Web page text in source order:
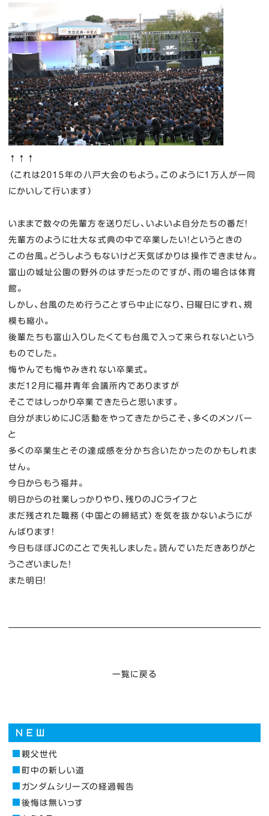
↑↑↑
（これは２０１５年の八戸大会のもよう。このように１万人が一同
にかいして行います）
いままで数々の先輩方を送りだし、いよいよ自分たちの番だ！
先輩方のように壮大な式典の中で卒業したい！というときの
この台風。どうしようもないけど天気ばかりは操作できません。
富山の城址公園の野外のはずだったのですが、雨の場合は体育
館。
しかし、台風のため行うことすら中止になり、日曜日にずれ、規
模も縮小。
後輩たちも富山入りしたくても台風で入って来られないという
ものでした。
悔やんでも悔やみきれない卒業式。
まだ１２月に福井青年会議所内でありますが
そこではしっかり卒業できたらと思います。
自分がまじめにJC活動をやってきたからこそ、多くのメンバー
と
多くの卒業生とその達成感を分かち合いたかったのかもしれま
せん。
今日からもう福井。
明日からの社業しっかりやり、残りのJCライフと
まだ残された職務（中国との締結式）を気を抜かないようにが
んばります！
今日もほぼJCのことで失礼しました。読んでいただきありがと
うございました！
また明日！
一覧に戻る
親父世代
町中の新しい道
ガンダムシリーズの経過報告
後悔は無いっす